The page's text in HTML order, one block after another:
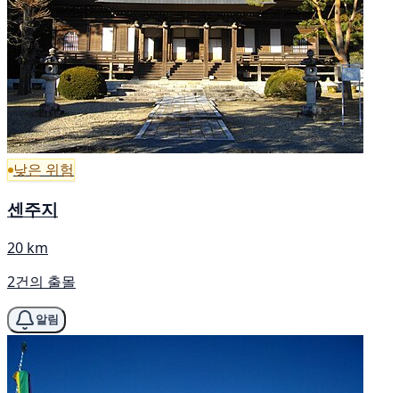
낮은 위험
센주지
20 km
2건의 출몰
알림